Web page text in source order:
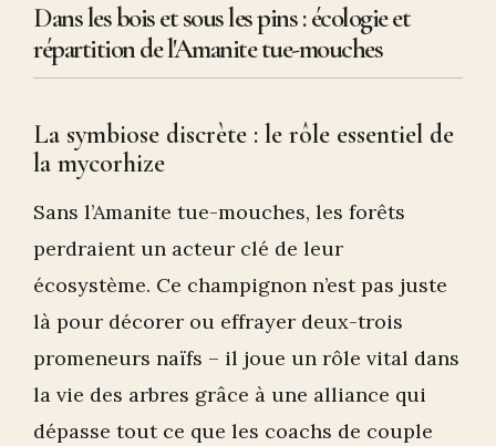
Dans les bois et sous les pins : écologie et
répartition de l'Amanite tue-mouches
La symbiose discrète : le rôle essentiel de
la mycorhize
Sans l’Amanite tue-mouches, les forêts
perdraient un acteur clé de leur
écosystème. Ce champignon n’est pas juste
là pour décorer ou effrayer deux-trois
promeneurs naïfs – il joue un rôle vital dans
la vie des arbres grâce à une alliance qui
dépasse tout ce que les coachs de couple